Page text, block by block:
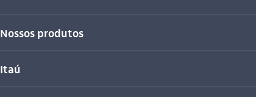
Nossos produtos
Itaú